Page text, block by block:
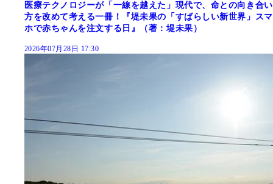
医療テクノロジーが「一線を越えた」現代で、命との向き合い
方を改めて考える一冊！『堤未果の「すばらしい新世界」スマ
ホで赤ちゃんを注文する日』（著：堤未果）
2026年07月28日 17:30